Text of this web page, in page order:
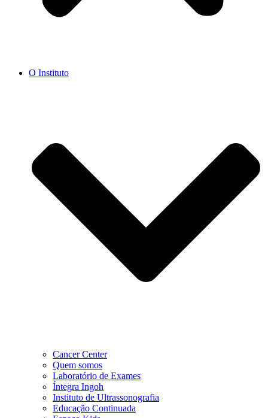
O Instituto
Cancer Center
Quem somos
Laboratório de Exames
Íntegra Ingoh
Instituto de Ultrassonografia
Educação Continuada